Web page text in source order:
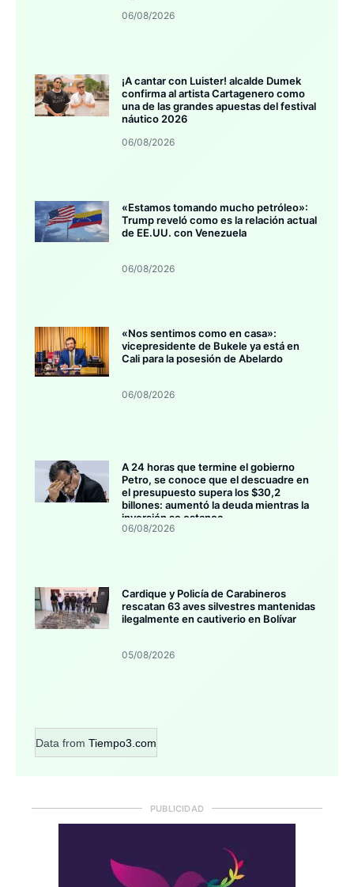
06/08/2026
¡A cantar con Luister! alcalde Dumek
confirma al artista Cartagenero como
una de las grandes apuestas del festival
náutico 2026
06/08/2026
«Estamos tomando mucho petróleo»:
Trump reveló como es la relación actual
de EE.UU. con Venezuela
06/08/2026
«Nos sentimos como en casa»:
vicepresidente de Bukele ya está en
Cali para la posesión de Abelardo
06/08/2026
A 24 horas que termine el gobierno
Petro, se conoce que el descuadre en
el presupuesto supera los $30,2
billones: aumentó la deuda mientras la
inversión se estanca
06/08/2026
Cardique y Policía de Carabineros
rescatan 63 aves silvestres mantenidas
ilegalmente en cautiverio en Bolívar
05/08/2026
Data from Tiempo3.com
PUBLICIDAD